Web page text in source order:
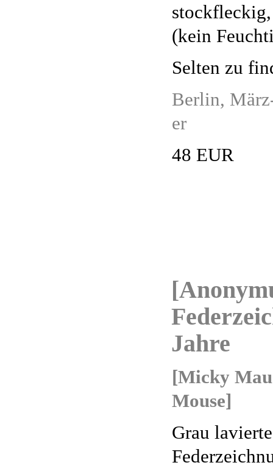
(kein
Selten zu
Berlin,
er
48 EUR
Jahre
[Micky
Mouse]
Grau lavierte